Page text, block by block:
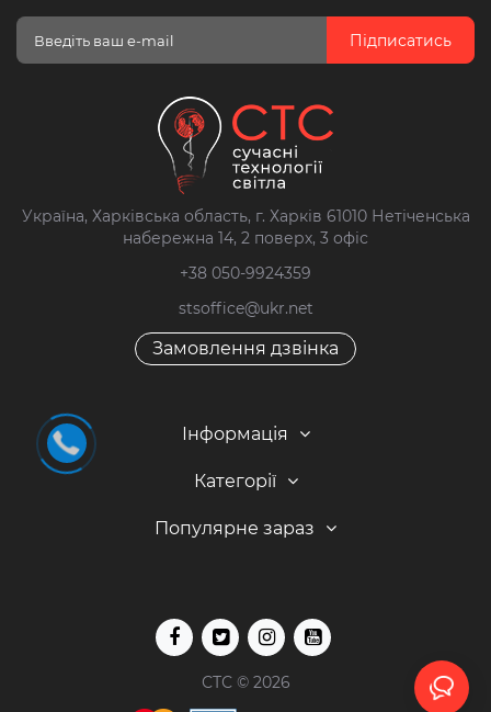
Підписатись
Україна, Харківська область, г. Харків 61010 Нетіченська
набережна 14, 2 поверх, 3 офіс
+38 050-9924359
stsoffice@ukr.net
Замовлення дзвінка
Інформація
Категорії
Популярне зараз
СТС © 2026